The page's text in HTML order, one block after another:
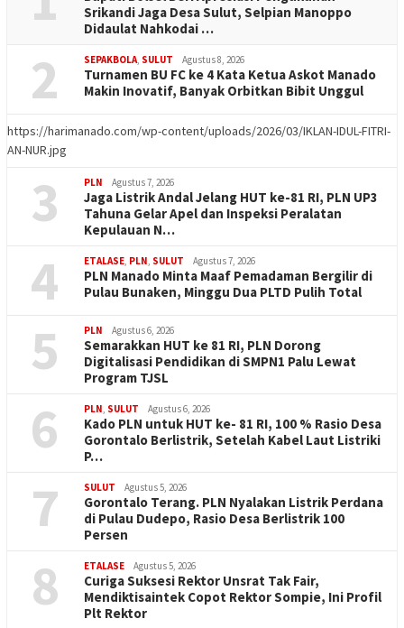
Srikandi Jaga Desa Sulut, Selpian Manoppo
Didaulat Nahkodai …
2 SEPAKBOLA, SULUT Agustus 8, 2026
Turnamen BU FC ke 4 Kata Ketua Askot Manado
Makin Inovatif, Banyak Orbitkan Bibit Unggul
https://harimanado.com/wp-content/uploads/2026/03/IKLAN-IDUL-FITRI-
AN-NUR.jpg
3 PLN Agustus 7, 2026
Jaga Listrik Andal Jelang HUT ke-81 RI, PLN UP3
Tahuna Gelar Apel dan Inspeksi Peralatan
Kepulauan N…
4 ETALASE, PLN, SULUT Agustus 7, 2026
PLN Manado Minta Maaf Pemadaman Bergilir di
Pulau Bunaken, Minggu Dua PLTD Pulih Total
5 PLN Agustus 6, 2026
Semarakkan HUT ke 81 RI, PLN Dorong
Digitalisasi Pendidikan di SMPN1 Palu Lewat
Program TJSL
6 PLN, SULUT Agustus 6, 2026
Kado PLN untuk HUT ke- 81 RI, 100 % Rasio Desa
Gorontalo Berlistrik, Setelah Kabel Laut Listriki
P…
7 SULUT Agustus 5, 2026
Gorontalo Terang. PLN Nyalakan Listrik Perdana
di Pulau Dudepo, Rasio Desa Berlistrik 100
Persen
8 ETALASE Agustus 5, 2026
Curiga Suksesi Rektor Unsrat Tak Fair,
Mendiktisaintek Copot Rektor Sompie, Ini Profil
Plt Rektor